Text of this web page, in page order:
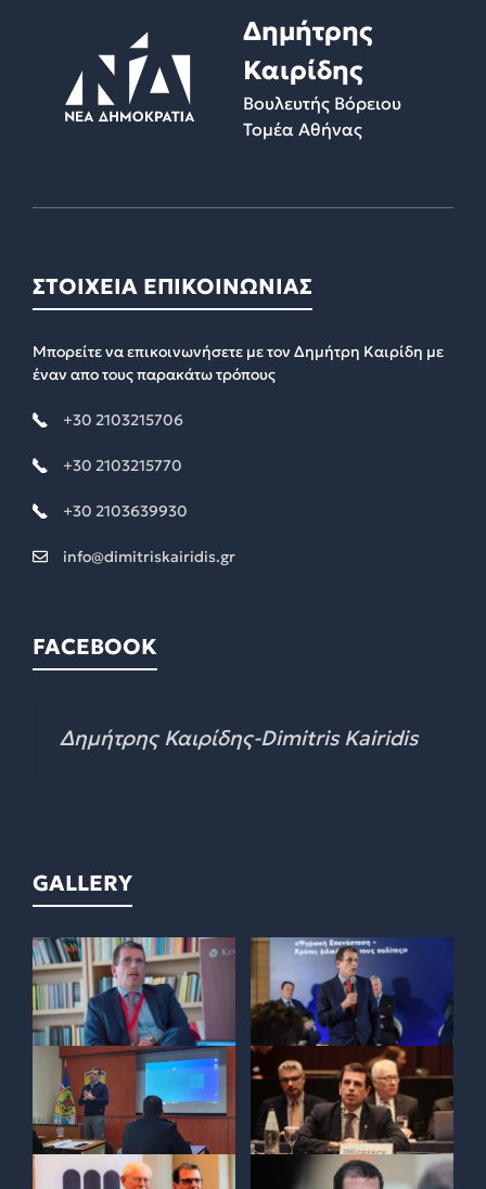
Δημήτρης
Καιρίδης
Βουλευτής Βόρειου
Τομέα Αθήνας
ΣΤΟΙΧΕΙΑ ΕΠΙΚΟΙΝΩΝΙΑΣ
Μπορείτε να επικοινωνήσετε με τον Δημήτρη Καιρίδη με
έναν απο τους παρακάτω τρόπους
+30 2103215706
+30 2103215770
+30 2103639930
info@dimitriskairidis.gr
FACEBOOK
Δημήτρης Καιρίδης-Dimitris Kairidis
GALLERY